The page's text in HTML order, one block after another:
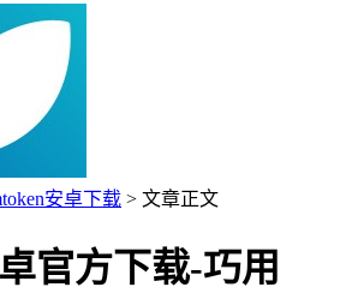
安卓下载 > 文章正文
官方下载-巧用